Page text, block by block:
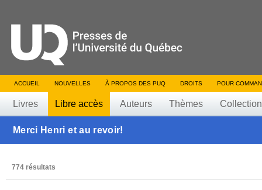
ACCUEIL NOUVELLES À PROPOS DES PUQ DROITS POUR
Livres Libre accès Auteurs Thèmes
Merci Henri et au revoir!
774 résultats